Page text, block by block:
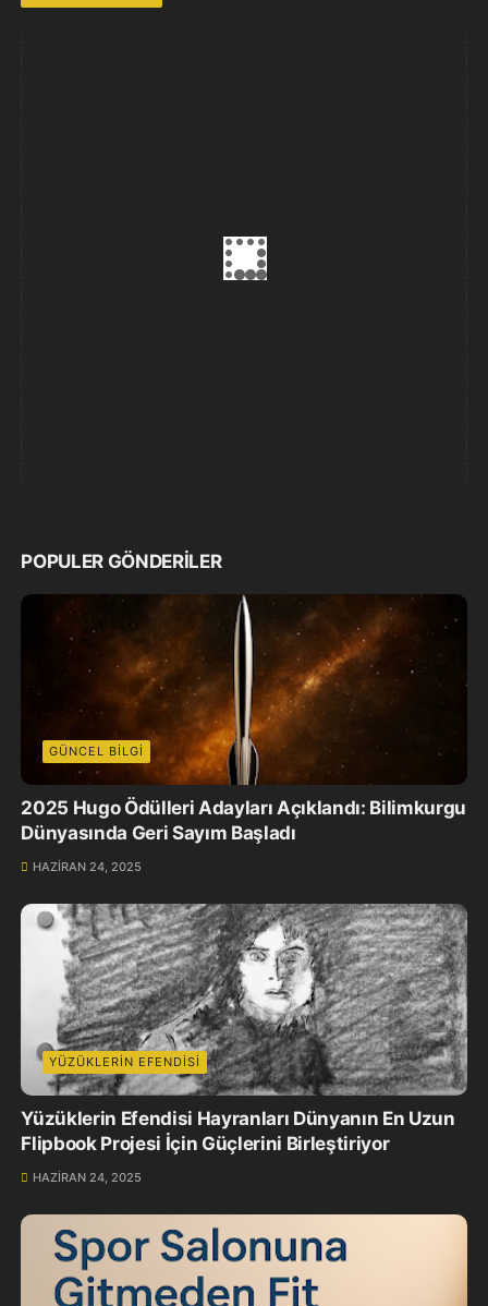
POPULER GÖNDERILER
GÜNCEL BILGI
2025 Hugo Ödülleri Adayları Açıklandı: Bilimkurgu
Dünyasında Geri Sayım Başladı
HAZIRAN 24, 2025
YÜZÜKLERIN EFENDISI
Yüzüklerin Efendisi Hayranları Dünyanın En Uzun
Flipbook Projesi İçin Güçlerini Birleştiriyor
HAZIRAN 24, 2025